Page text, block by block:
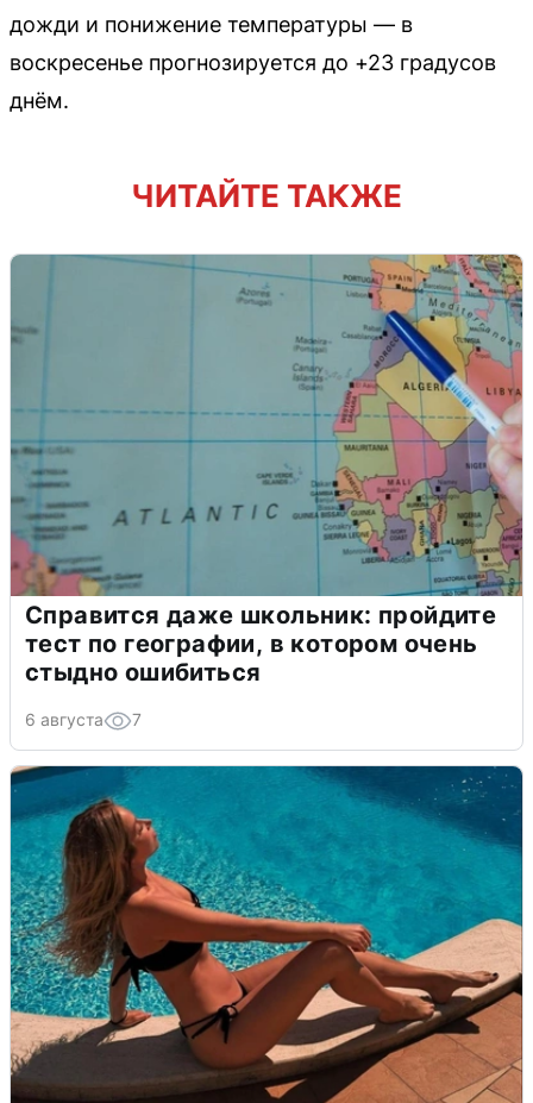
дожди и понижение температуры — в
воскресенье прогнозируется до +23 градусов
днём.
ЧИТАЙТЕ ТАКЖЕ
Справится даже школьник: пройдите
тест по географии, в котором очень
стыдно ошибиться
6 августа 7